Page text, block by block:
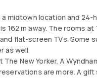
midtown location and 24-
m away. The rooms at
flat-screen TVs. Some
as well.
New Yorker, A
are more. A gift